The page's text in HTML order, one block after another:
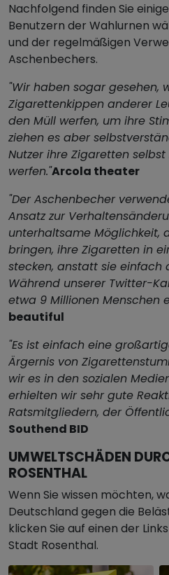
Nachfolgend finden Sie
Benutzern der Wahlurnen
und der regelmäßigen
Aschenbechers.
"Wir haben sogar gesehen,
Zigarettenkippen anderer
den Müll werfen, um ihre
ziehen es aber
Nutzer ihre Zigaretten
werfen."Arcola theater
"Der Aschenbecher
Ansatz zur
unterhaltsame Möglichkeit,
bringen, ihre Zigaretten in
stecken, anstatt sie einfach
Während unserer Twitter-
etwa 9 Millionen Menschen
beautiful
"Es ist einfach eine
Ärgernis von
wir es in den sozialen
erhielten wir sehr gute
Ratsmitgliedern, der
Southend BID
UMWELTSCHÄDEN
ROSENTHAL
Wenn Sie wissen möchten,
Deutschland gegen die
klicken Sie auf einen der
Stadt Rosenthal.